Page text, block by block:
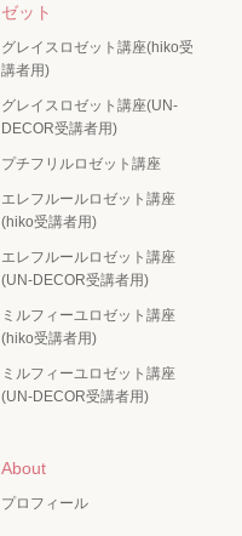
ゼット
グレイスロゼット講座(hiko受
講者用)
グレイスロゼット講座(UN-
DECOR受講者用)
プチフリルロゼット講座
エレフルールロゼット講座
(hiko受講者用)
エレフルールロゼット講座
(UN-DECOR受講者用)
ミルフィーユロゼット講座
(hiko受講者用)
ミルフィーユロゼット講座
(UN-DECOR受講者用)
About
プロフィール